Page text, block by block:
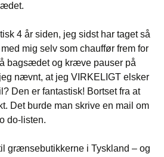
4 år siden, jeg sidst har taget så
mig selv som chauffør frem for
bagsædet og kræve pauser på
nævnt, at jeg VIRKELIGT elsker
Den er fantastisk! Bortset fra at
Det burde man skrive en mail om
do-listen.
grænsebutikkerne i Tyskland – og